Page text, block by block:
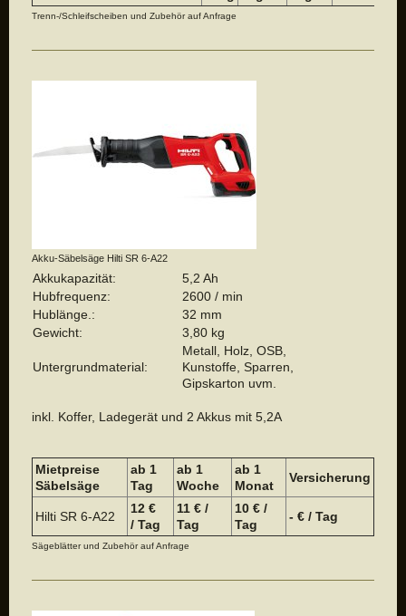
Trenn-/Schleifscheiben und Zubehör auf Anfrage
Akku-Säbelsäge Hilti SR 6-A22
Akkukapazität:
5,2 Ah
Hubfrequenz:
2600 / min
Hublänge.:
32 mm
Gewicht:
3,80 kg
Untergrundmaterial:
Metall, Holz, OSB,
Kunstoffe, Sparren,
Gipskarton uvm.
inkl. Koffer, Ladegerät und 2 Akkus mit 5,2A
Mietpreise
Säbelsäge
ab 1
Tag
ab 1
Woche
ab 1
Monat
Versicherung
Hilti SR 6-A22
12 €
/ Tag
11 € /
Tag
10 € /
Tag
- € / Tag
Sägeblätter und Zubehör auf Anfrage